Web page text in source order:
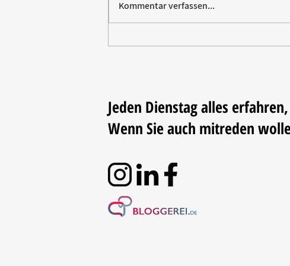
Kommentar verfassen...
Jeden Dienstag alles
Wenn Sie auch mitreden